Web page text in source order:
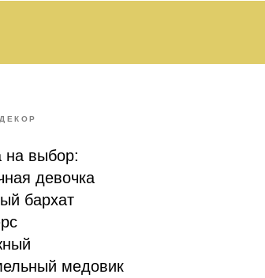
на выбор:
девочка
бархат
медовик